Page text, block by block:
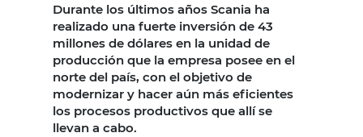
Durante los últimos años Scania ha
realizado una fuerte inversión de 43
millones de dólares en la unidad de
producción que la empresa posee en el
norte del país, con el objetivo de
modernizar y hacer aún más eficientes
los procesos productivos que allí se
llevan a cabo.